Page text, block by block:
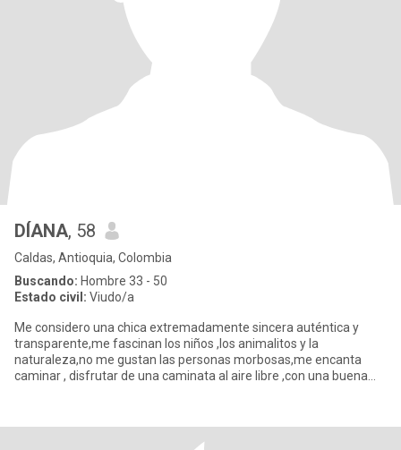
DÍANA, 58
Caldas, Antioquia, Colombia
Buscando: Hombre 33 - 50
Estado civil: Viudo/a
Me considero una chica extremadamente sincera auténtica y
transparente,me fascinan los niños ,los animalitos y la
naturaleza,no me gustan las personas morbosas,me encanta
caminar , disfrutar de una caminata al aire libre ,con una buena